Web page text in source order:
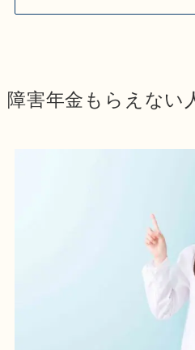
障害年金もらえない